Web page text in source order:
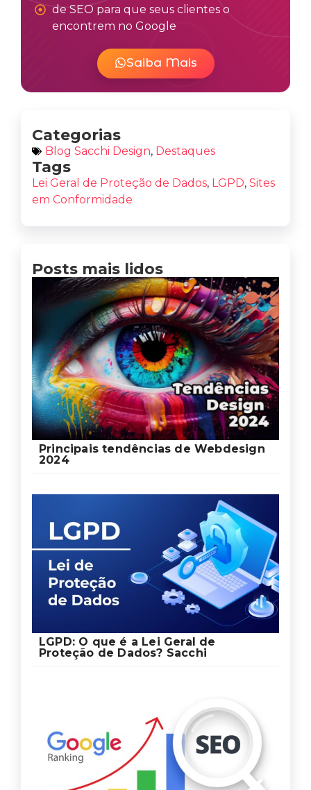
de SEO para que seus clientes o
encontrem no Google
Saiba Mais
Categorias
Blog Sacchi Design, Destaques
Tags
Lei Geral de Proteção de Dados, LGPD, Sites
em Conformidade
Posts mais lidos
Principais tendências de Webdesign
2024
LGPD: O que é a Lei Geral de
Proteção de Dados? Sacchi